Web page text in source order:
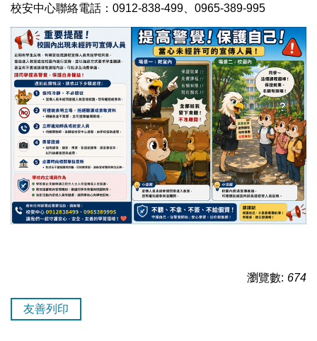
校安中心聯絡電話：0912-838-499、0965-389-995
瀏覽數: 674
友善列印